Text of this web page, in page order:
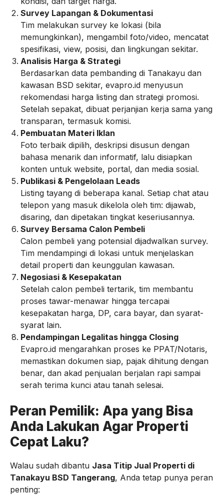
Survey Lapangan & Dokumentasi
Tim melakukan survey ke lokasi (bila
memungkinkan), mengambil foto/video, mencatat
spesifikasi, view, posisi, dan lingkungan sekitar.
Analisis Harga & Strategi
Berdasarkan data pembanding di Tanakayu dan
kawasan BSD sekitar, evapro.id menyusun
rekomendasi harga listing dan strategi promosi.
Setelah sepakat, dibuat perjanjian kerja sama yang
transparan, termasuk komisi.
Pembuatan Materi Iklan
Foto terbaik dipilih, deskripsi disusun dengan
bahasa menarik dan informatif, lalu disiapkan
konten untuk website, portal, dan media sosial.
Publikasi & Pengelolaan Leads
Listing tayang di beberapa kanal. Setiap chat atau
telepon yang masuk dikelola oleh tim: dijawab,
disaring, dan dipetakan tingkat keseriusannya.
Survey Bersama Calon Pembeli
Calon pembeli yang potensial dijadwalkan survey.
Tim mendampingi di lokasi untuk menjelaskan
detail properti dan keunggulan kawasan.
Negosiasi & Kesepakatan
Setelah calon pembeli tertarik, tim membantu
proses tawar-menawar hingga tercapai
kesepakatan harga, DP, cara bayar, dan syarat-
syarat lain.
Pendampingan Legalitas hingga Closing
Evapro.id mengarahkan proses ke PPAT/Notaris,
memastikan dokumen siap, pajak dihitung dengan
benar, dan akad penjualan berjalan rapi sampai
serah terima kunci atau tanah selesai.
Peran Pemilik: Apa yang Bisa
Anda Lakukan Agar Properti
Cepat Laku?
Walau sudah dibantu Jasa Titip Jual Properti di
Tanakayu BSD Tangerang, Anda tetap punya peran
penting: